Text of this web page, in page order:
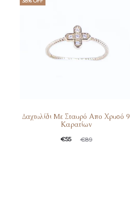
Δαχτυλίδι Mε Σταυρό Απο Χρυσό 9
Καρατίων
€89
€55